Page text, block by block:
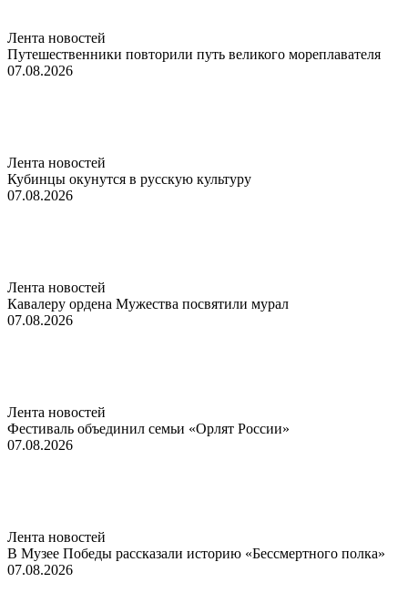
Лента новостей
Путешественники повторили путь великого мореплавателя
07.08.2026
Лента новостей
Кубинцы окунутся в русскую культуру
07.08.2026
Лента новостей
Кавалеру ордена Мужества посвятили мурал
07.08.2026
Лента новостей
Фестиваль объединил семьи «Орлят России»
07.08.2026
Лента новостей
В Музее Победы рассказали историю «Бессмертного полка»
07.08.2026